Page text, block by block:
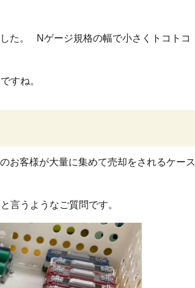
た。
Nゲージ規格の幅で小さくトコトコ
すね。
お客様が大量に集めて売却をされるケース
言うようなご質問です。